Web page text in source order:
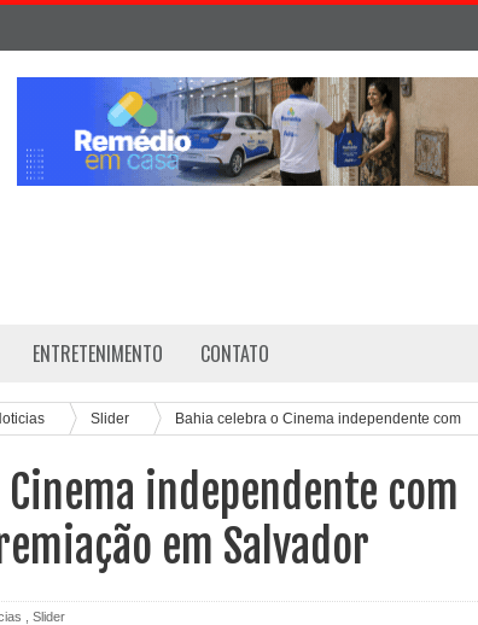
ENTRETENIMENTO CONTATO
Slider
Bahia celebra o Cinema independente com
independente com
em Salvador
Slider